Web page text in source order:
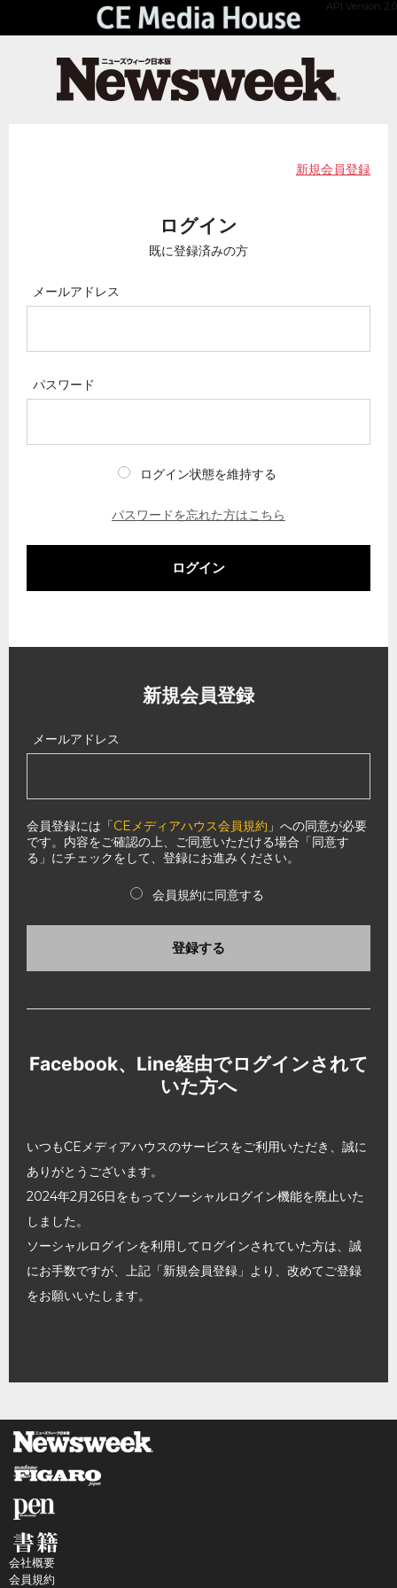
API Version 2.0
新規会員登録
ログイン
既に登録済みの方
メールアドレス
パスワード
ログイン状態を維持する
パスワードを忘れた方はこちら
ログイン
新規会員登録
メールアドレス
会員登録には「CEメディアハウス会員規約 」への同意が必要
です。内容をご確認の上、ご同意いただける場合「同意す
る」にチェックをして、登録にお進みください。
会員規約に同意する
登録する
Facebook、Line経由でログインされて
いた方へ
いつもCEメディアハウスのサービスをご利用いただき、誠に
ありがとうございます。
2024年2月26日をもってソーシャルログイン機能を廃止いた
しました。
ソーシャルログインを利用してログインされていた方は、誠
にお手数ですが、上記「新規会員登録」より、改めてご登録
をお願いいたします。
会社概要
会員規約